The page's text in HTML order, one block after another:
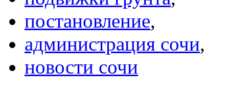
постановление,
администрация сочи,
новости сочи